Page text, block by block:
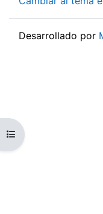
Abrir índice del curso
Desarrollado por